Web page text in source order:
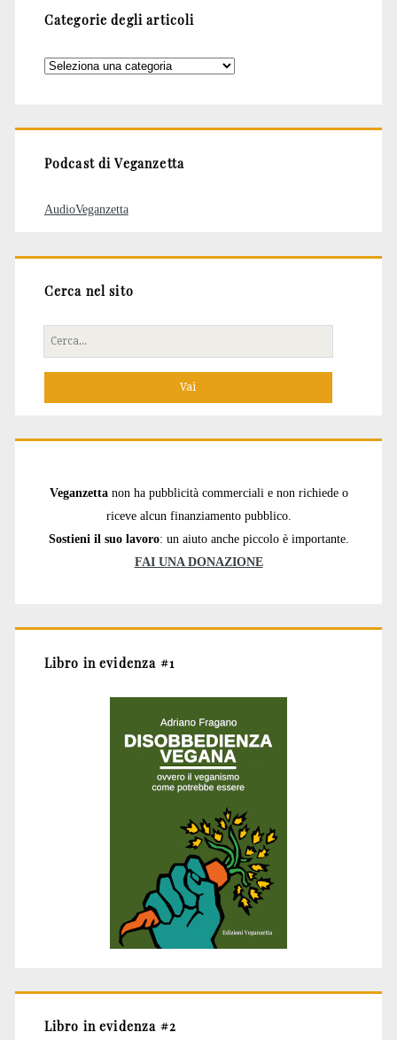
Categorie degli articoli
Categorie
Podcast di Veganzetta
AudioVeganzetta
Cerca nel sito
Cerca
per:
Veganzetta non ha pubblicità commerciali e non richiede o
riceve alcun finanziamento pubblico.
Sostieni il suo lavoro: un aiuto anche piccolo è importante.
FAI UNA DONAZIONE
Libro in evidenza #1
Libro in evidenza #2